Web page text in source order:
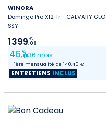
WINORA
Domingo Pro X12 Tr - CALVARY GLO
SSY
1 399,00
€
46,99
€/ 36 mois
+ 1ère mensualité de 140,40 €
ENTRETIENS INCLUS